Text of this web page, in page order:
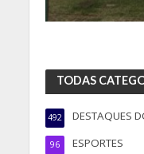
TODAS
DESTAQUES
492
ESPORTES
96